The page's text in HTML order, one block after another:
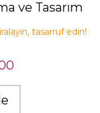
ve Tasarım
tasarruf edin!